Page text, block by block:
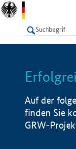
LISTE
Auf der
finden Sie
GRW-